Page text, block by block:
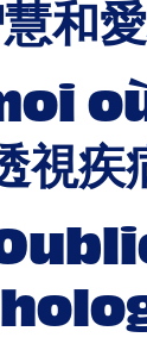
和
視疾